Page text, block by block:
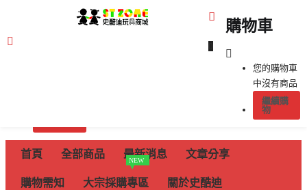
(文章分享)
(購物需知)
購物車
您的購物車
中沒有商品
繼續購
物
首頁 全部商品
NEW
最新消息 文章分享
購物需知 大宗採購專區 關於史酷迪